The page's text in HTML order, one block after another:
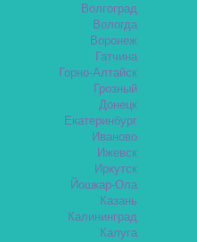
Волгоград
Вологда
Воронеж
Гатчина
Горно-Алтайск
Грозный
Донецк
Екатеринбург
Иваново
Ижевск
Иркутск
Йошкар-Ола
Казань
Калининград
Калуга